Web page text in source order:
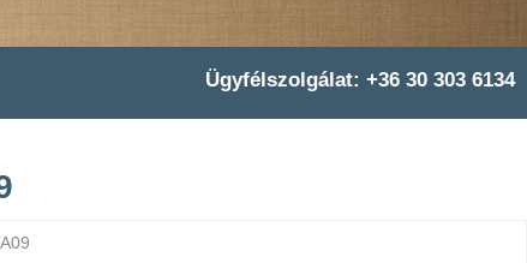
Ügyfélszolgálat: +36 30 303 6134